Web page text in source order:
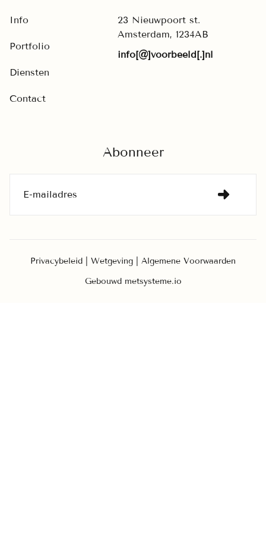
Info
Portfolio
Diensten
Contact
23 Nieuwpoort st.
Amsterdam, 1234AB
info[@]voorbeeld[.]nl
Abonneer
Gebouwd metsysteme.io
Privacybeleid Wetgeving Algemene Voorwaarden